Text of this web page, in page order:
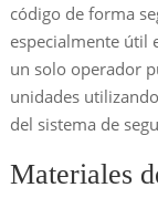
código de forma
especialmente útil
un solo operador
unidades
del sistema de
Materiales